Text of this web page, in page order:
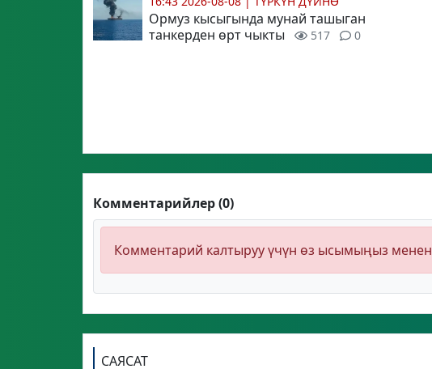
Ормуз кысыгында мунай ташыган
танкерден өрт чыкты
517 0
Комментарийлер (0)
Комментарий калтыруу үчүн өз ысымыңыз менен
САЯСАТ